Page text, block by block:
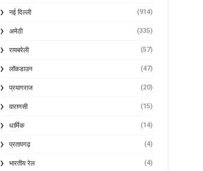
नई दिल्ली (914)
अमेठी (335)
रायबरेली (57)
लॉकडाउन (47)
प्रयागराज (20)
वाराणसी (15)
धार्मिक (14)
प्रतापगढ़ (4)
भारतीय रेल (4)